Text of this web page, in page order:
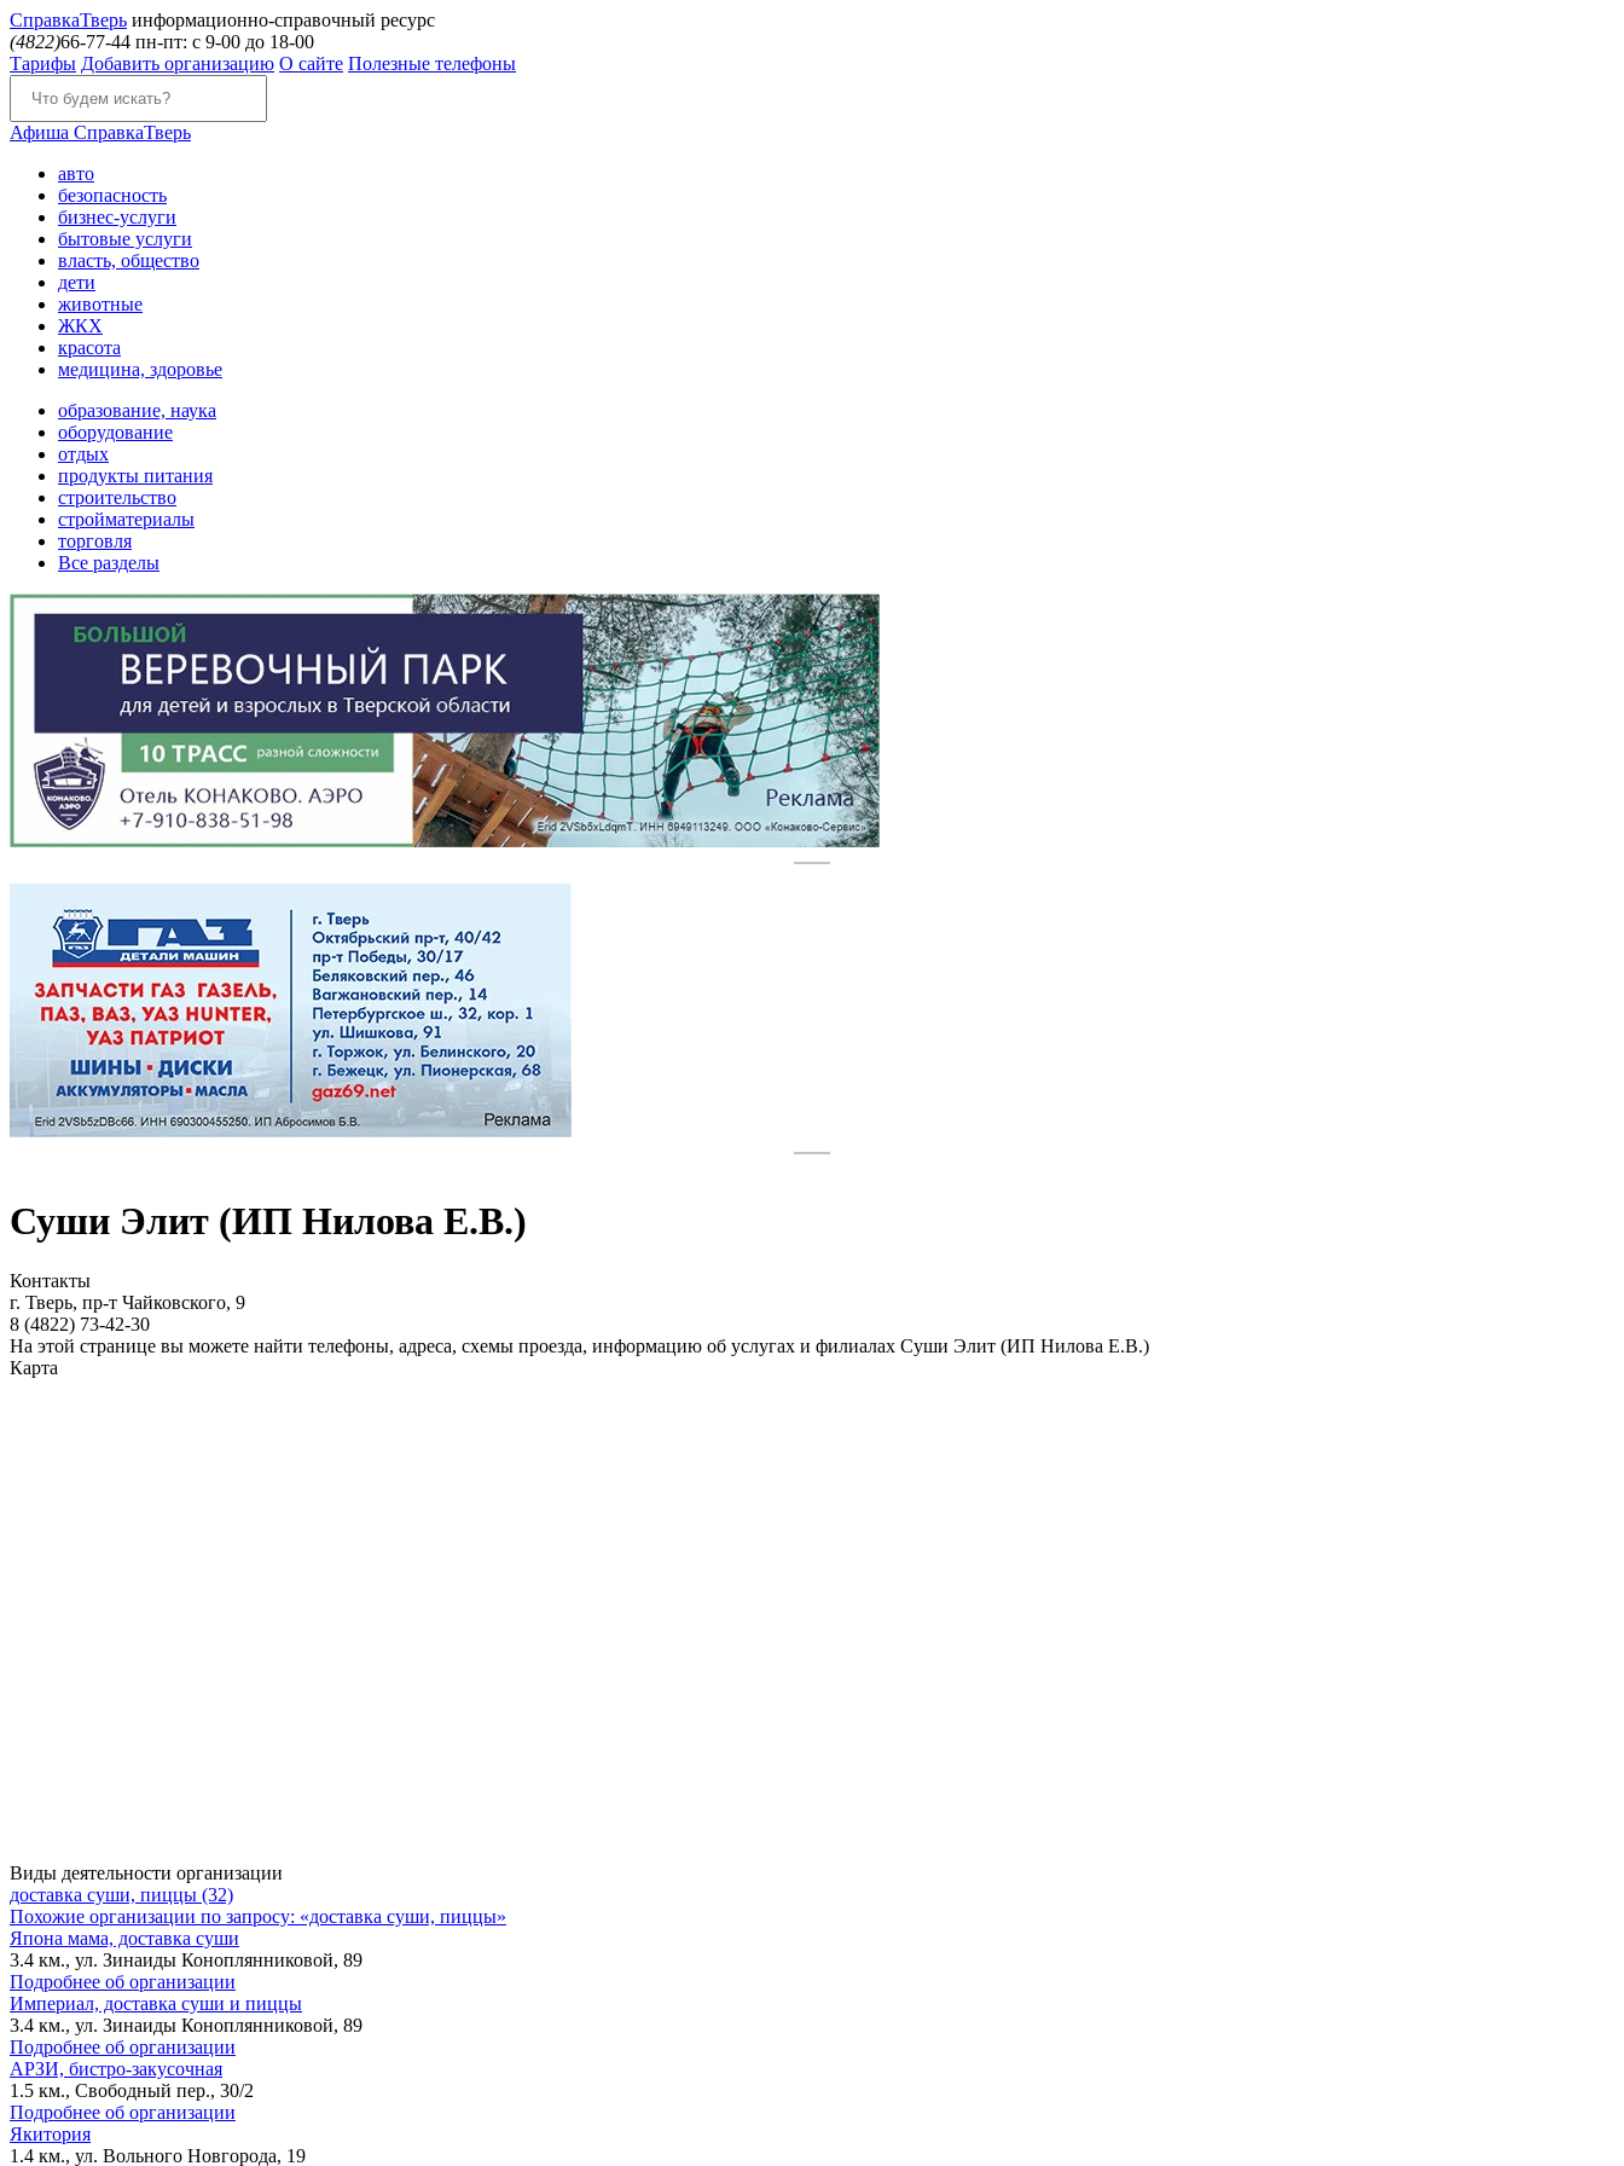
СправкаТверь информационно-справочный ресурс
(4822)66-77-44 пн-пт: с 9-00 до 18-00
Тарифы Добавить организацию О сайте Полезные телефоны
Афиша СправкаТверь
авто
безопасность
бизнес-услуги
бытовые услуги
власть, общество
дети
животные
ЖКХ
красота
медицина, здоровье
образование, наука
оборудование
отдых
продукты питания
строительство
стройматериалы
торговля
Все разделы
Суши Элит (ИП Нилова Е.В.)
Контакты
г. Тверь, пр-т Чайковского, 9
8 (4822) 73-42-30
На этой странице вы можете найти телефоны, адреса, схемы проезда, информацию об услугах и филиалах Суши Элит (ИП Нилова Е.В.)
Карта
Виды деятельности организации
доставка суши, пиццы (32)
Похожие организации по запросу: «доставка суши, пиццы»
Япона мама, доставка суши
3.4 км., ул. Зинаиды Коноплянниковой, 89
Подробнее об организации
Империал, доставка суши и пиццы
3.4 км., ул. Зинаиды Коноплянниковой, 89
Подробнее об организации
АРЗИ, бистро-закусочная
1.5 км., Свободный пер., 30/2
Подробнее об организации
Якитория
1.4 км., ул. Вольного Новгорода, 19